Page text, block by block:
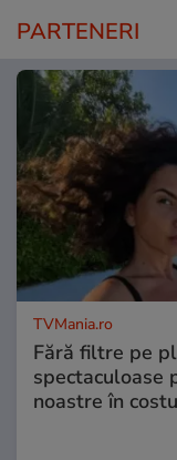
PARTENERI
TVMania.ro
Fără filtre pe
spectaculoase
noastre în